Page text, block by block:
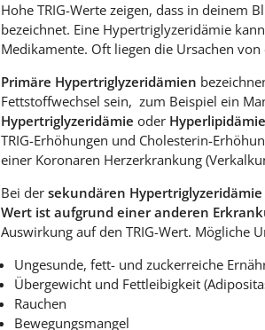
Hohe TRIG-Werte zeigen, dass in deinem
bezeichnet. Eine Hypertriglyzeridämie
Medikamente. Oft liegen die Ursachen
Primäre Hypertriglyzeridämien
Fettstoffwechsel sein, zum Beispiel ein
Hypertriglyzeridämie oder Hyperlipidämie
TRIG-Erhöhungen und Cholesterin-
einer Koronaren Herzerkrankung
Bei der sekundären Hypertriglyzeridämie
Wert ist aufgrund einer anderen
Auswirkung auf den TRIG-Wert. Mögliche
Ungesunde, fett- und zuckerreiche
Übergewicht und Fettleibigkeit
Rauchen
Bewegungsmangel